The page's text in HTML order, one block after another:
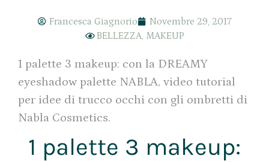
Francesca Giagnorio
Novembre 29, 2017
BELLEZZA, MAKEUP
1 palette 3 makeup: con la DREAMY
eyeshadow palette NABLA, video tutorial
per idee di trucco occhi con gli ombretti di
Nabla Cosmetics.
1 palette 3 makeup: